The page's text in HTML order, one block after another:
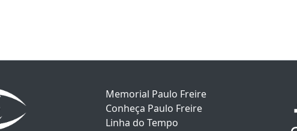
Memorial Paulo Freire
Conheça Paulo Freire
Linha do Tempo